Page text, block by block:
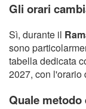
Gli orari
Sì, durante il
sono
tabella dedicata
2027, con l'orario
Quale